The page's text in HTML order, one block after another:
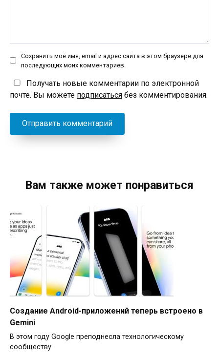
Сохранить моё имя, email и адрес сайта в этом браузере для
последующих моих комментариев.
Получать новые комментарии по электронной
почте. Вы можете подписаться без комментирования.
Вам также может понравиться
Создание Android-приложений теперь встроено в
Gemini
В этом году Google преподнесла технологическому
сообществу